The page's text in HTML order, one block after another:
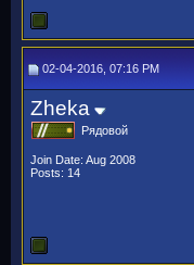
02-04-2016, 07:16 PM
Zheka
Рядовой
Join Date: Aug 2008
Posts: 14